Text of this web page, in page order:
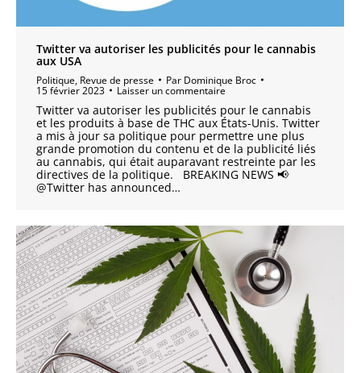
Twitter va autoriser les publicités pour le cannabis
aux USA
Politique, Revue de presse Par Dominique Broc
15 février 2023 Laisser un commentaire
Twitter va autoriser les publicités pour le cannabis
et les produits à base de THC aux États-Unis. Twitter
a mis à jour sa politique pour permettre une plus
grande promotion du contenu et de la publicité liés
au cannabis, qui était auparavant restreinte par les
directives de la politique. BREAKING NEWS 📢
@Twitter has announced…